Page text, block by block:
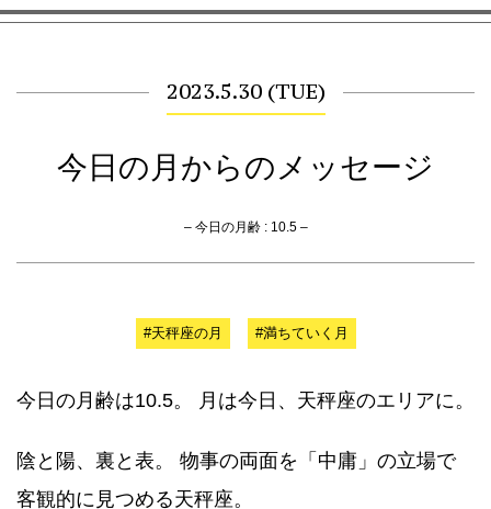
2023.5.30 (TUE)
今日の月からのメッセージ
– 今日の月齢 : 10.5 –
#天秤座の月 #満ちていく月
今日の月齢は10.5。 月は今日、天秤座のエリアに。
陰と陽、裏と表。 物事の両面を「中庸」の立場で
客観的に見つめる天秤座。